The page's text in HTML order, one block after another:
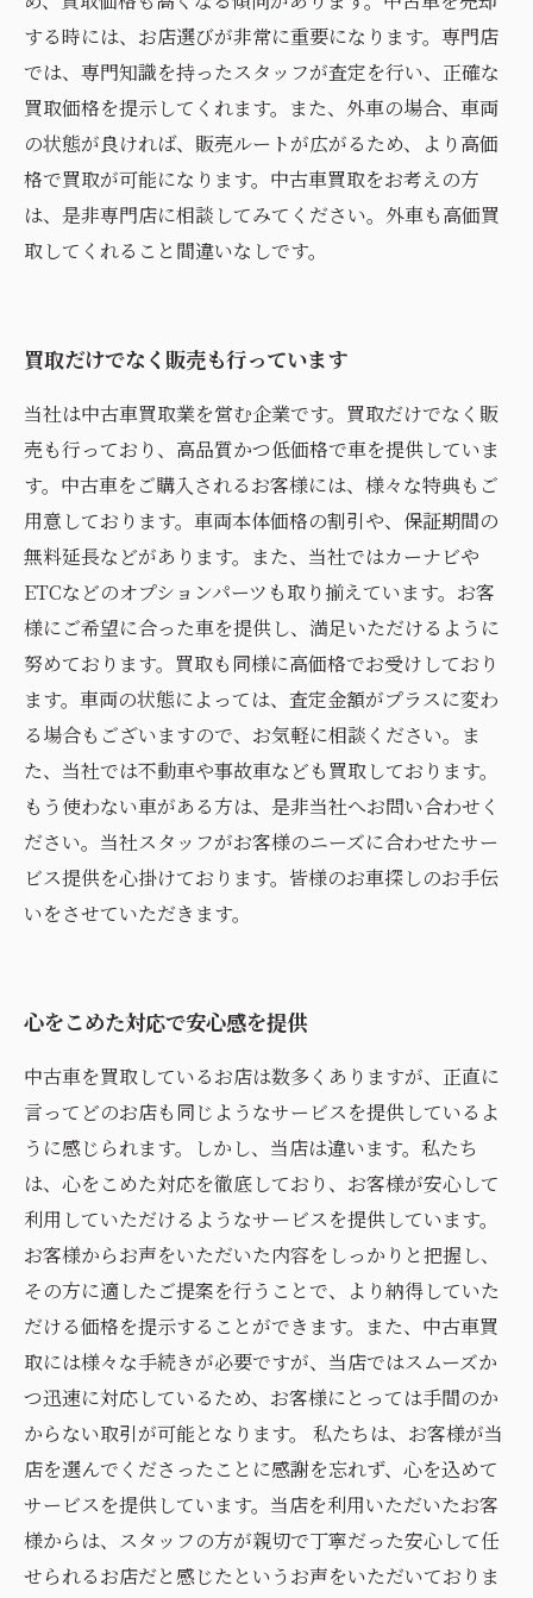
する時には、お店選びが非常に重要になります。専門店
では、専門知識を持ったスタッフが査定を行い、正確な
買取価格を提示してくれます。また、外車の場合、車両
の状態が良ければ、販売ルートが広がるため、より高価
格で買取が可能になります。中古車買取をお考えの方
は、是非専門店に相談してみてください。外車も高価買
取してくれること間違いなしです。
買取だけでなく販売も行っています
当社は中古車買取業を営む企業です。買取だけでなく販
売も行っており、高品質かつ低価格で車を提供していま
す。中古車をご購入されるお客様には、様々な特典もご
用意しております。車両本体価格の割引や、保証期間の
無料延長などがあります。また、当社ではカーナビや
ETCなどのオプションパーツも取り揃えています。お客
様にご希望に合った車を提供し、満足いただけるように
努めております。買取も同様に高価格でお受けしており
ます。車両の状態によっては、査定金額がプラスに変わ
る場合もございますので、お気軽に相談ください。ま
た、当社では不動車や事故車なども買取しております。
もう使わない車がある方は、是非当社へお問い合わせく
ださい。当社スタッフがお客様のニーズに合わせたサー
ビス提供を心掛けております。皆様のお車探しのお手伝
いをさせていただきます。
心をこめた対応で安心感を提供
中古車を買取しているお店は数多くありますが、正直に
言ってどのお店も同じようなサービスを提供しているよ
うに感じられます。しかし、当店は違います。私たち
は、心をこめた対応を徹底しており、お客様が安心して
利用していただけるようなサービスを提供しています。
お客様からお声をいただいた内容をしっかりと把握し、
その方に適したご提案を行うことで、より納得していた
だける価格を提示することができます。また、中古車買
取には様々な手続きが必要ですが、当店ではスムーズか
つ迅速に対応しているため、お客様にとっては手間のか
からない取引が可能となります。 私たちは、お客様が当
店を選んでくださったことに感謝を忘れず、心を込めて
サービスを提供しています。当店を利用いただいたお客
様からは、スタッフの方が親切で丁寧だった安心して任
せられるお店だと感じたというお声をいただいておりま